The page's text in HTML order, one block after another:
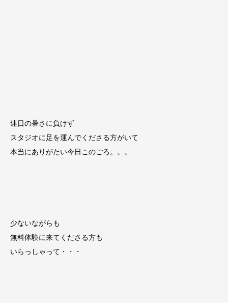
連日の暑さに負けず
スタジオに足を運んでくださる方がいて
本当にありがたい今日このごろ。。。
少ないながらも
無料体験に来てくださる方も
いらっしゃって・・・